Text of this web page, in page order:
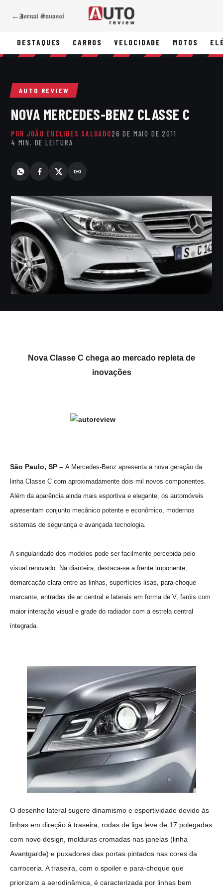
←
DESTAQUES CARROS VELOCIDADE MOTOS
AUTO REVIEW
NOVA MERCEDES-BENZ CLASSE C
POR JOÃO EUCLIDES SALGADO26 DE MAIO DE 2011
4 MIN. DE LEITURA
Nova Classe C chega ao mercado repleta de
inovações
São Paulo, SP – A Mercedes-Benz apresenta a nova geração da
linha Classe C com aproximadamente dois mil novos componentes.
Além da aparência ainda mais esportiva e elegante, os automóveis
apresentam conjunto mecânico potente e econômico, modernos
sistemas de segurança e avançada tecnologia.
A singularidade dos modelos pode ser facilmente percebida pelo
visual renovado. Na dianteira, destaca-se a frente imponente,
demarcação clara entre as linhas, superfícies lisas, para-choque
marcante, entradas de ar central e laterais em forma de V, faróis com
maior interação visual e grade do radiador com a estrela central
integrada.
O desenho lateral sugere dinamismo e esportividade devido às
linhas em direção à traseira, rodas de liga leve de 17 polegadas
com novo design, molduras cromadas nas janelas (linha
Avantgarde) e puxadores das portas pintados nas cores da
carroceria. A traseira, com o spoiler e para-choque que
priorizam a aerodinâmica, é caracterizada por linhas bem